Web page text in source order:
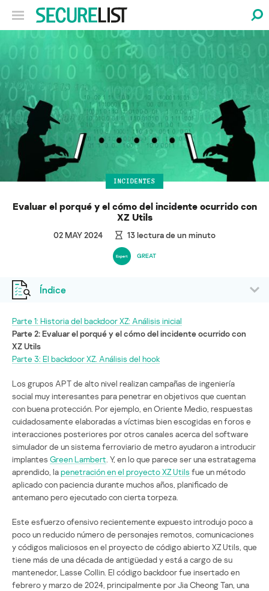
INCIDENTES
Evaluar el porqué y el cómo del incidente ocurrido con
XZ Utils
02 MAY 2024 13lectura de un minuto
GREAT
Índice
Parte 1: Historia del backdoor XZ: Análisis inicial
Parte 2: Evaluar el porqué y el cómo del incidente ocurrido con
XZ Utils
Parte 3: El backdoor XZ. Análisis del hook
Los grupos APT de alto nivel realizan campañas de ingeniería
social muy interesantes para penetrar en objetivos que cuentan
con buena protección. Por ejemplo, en Oriente Medio, respuestas
cuidadosamente elaboradas a víctimas bien escogidas en foros e
interacciones posteriores por otros canales acerca del software
simulador de un sistema ferroviario de metro ayudaron a introducir
implantes Green Lambert . Y, en lo que parece ser una estratagema
aprendido, lapenetración en el proyecto XZ Utils fue un método
aplicado con paciencia durante muchos años, planificado de
antemano pero ejecutado con cierta torpeza.
Este esfuerzo ofensivo recientemente expuesto introdujo poco a
poco un reducido número de personajes remotos, comunicaciones
y códigos maliciosos en el proyecto de código abierto XZ Utils, que
tiene más de una década de antigüedad y está a cargo de su
mantenedor, Lasse Collin. El código backdoor fue insertado en
febrero y marzo de 2024, principalmente por Jia Cheong Tan, una